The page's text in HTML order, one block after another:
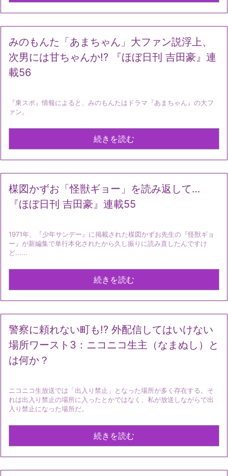
みのもんた「あまちゃん」大ファン説浮上、
次男には甘ちゃんか!? 『ほぼ日刊 吉田豪』連
載56
『東スポ』情報によると、みのもんたはドラマ『あまちゃん』の大フ
ァン。
続きを読む
楳図かずお「怪獣ギョー」を読み返して…
『ほぼ日刊 吉田豪』連載55
1971年、『少年サンデー』に掲載された楳図かずお先生の『怪獣ギョ
ー』が新編集で単行本化されたから久し振りに読み直したんですけ
ど......
続きを読む
警察に頼れない町も!? 外配信してはいけない
場所ワースト3：ニコニコ生主（なまぬし）と
は何か？
ニコニコ生放送では「出入り禁止」となった場所が多く存在する。そ
れは出入り禁止の場所に入ったとかではなく、私が放送しながらで出
入り禁止になった場所だ。
続きを読む